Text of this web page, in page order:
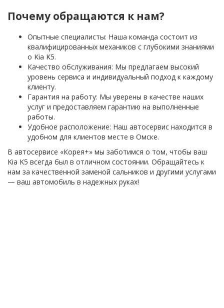
Почему обращаются к нам?
Опытные специалисты: Наша команда состоит из
квалифицированных механиков с глубокими знаниями
о Kia K5.
Качество обслуживания: Мы предлагаем высокий
уровень сервиса и индивидуальный подход к каждому
клиенту.
Гарантия на работу: Мы уверены в качестве наших
услуг и предоставляем гарантию на выполненные
работы.
Удобное расположение: Наш автосервис находится в
удобном для клиентов месте в Омске.
В автосервисе «Корея+» мы заботимся о том, чтобы ваш
Kia K5 всегда был в отличном состоянии. Обращайтесь к
нам за качественной заменой сальников и другими услугами
— ваш автомобиль в надежных руках!